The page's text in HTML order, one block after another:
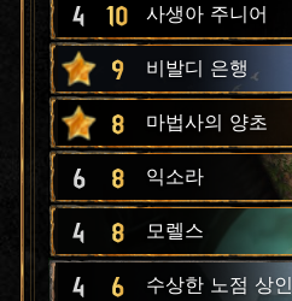
4 10 사생아 주니어
9 비발디 은행
8 마법사의 양초
6 8 익소라
4 8 모렐스
4 6 수상한 노점 상인